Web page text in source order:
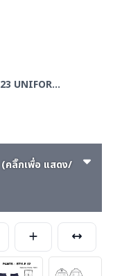
ดช่าง ชุดปฏิบัติงาน งานเชื่อม งานซ่อมบำรุง งานประกอบ
(คลิ๊กเพื่อ แสดง/